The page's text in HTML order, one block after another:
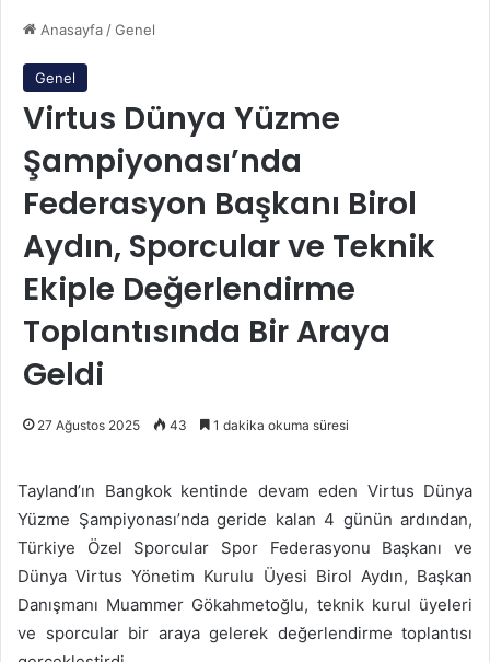
Anasayfa /Genel
Genel
Virtus Dünya Yüzme
Şampiyonası’nda
Federasyon Başkanı Birol
Aydın, Sporcular ve Teknik
Ekiple Değerlendirme
Toplantısında Bir Araya
Geldi
27 Ağustos 2025 43 1 dakika okuma süresi
Tayland’ın Bangkok kentinde devam eden Virtus Dünya
Yüzme Şampiyonası’nda geride kalan 4 günün ardından,
Türkiye Özel Sporcular Spor Federasyonu Başkanı ve
Dünya Virtus Yönetim Kurulu Üyesi Birol Aydın, Başkan
Danışmanı Muammer Gökahmetoğlu, teknik kurul üyeleri
ve sporcular bir araya gelerek değerlendirme toplantısı